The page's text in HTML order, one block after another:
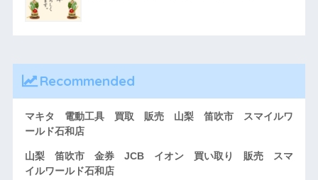
Recommended
マキタ 電動工具 買取 販売 山梨 笛吹市 スマイルワ
ールド石和店
山梨 笛吹市 金券 JCB イオン 買い取り 販売 スマ
イルワールド石和店